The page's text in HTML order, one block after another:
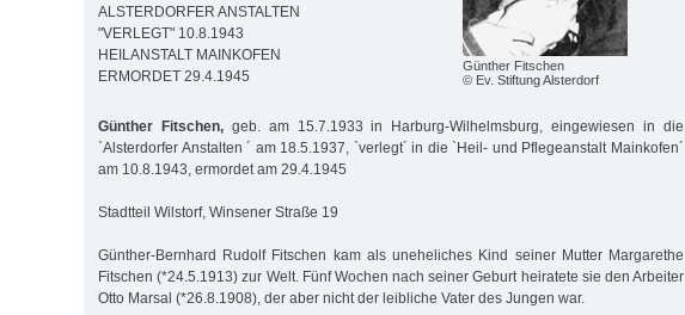
Günther Fitschen
© Ev. Stiftung Alsterdorf
ALSTERDORFER ANSTALTEN
"VERLEGT" 10.8.1943
HEILANSTALT MAINKOFEN
ERMORDET 29.4.1945
Günther Fitschen,geb. am 15.7.1933 in Harburg-Wilhelmsburg, eingewiesen in die
`Alsterdorfer Anstalten ´ am 18.5.1937, `verlegt´ in die `Heil- und Pflegeanstalt Mainkofen´
am 10.8.1943, ermordet am 29.4.1945
Stadtteil Wilstorf, Winsener Straße 19
Günther-Bernhard Rudolf Fitschen kam als uneheliches Kind seiner Mutter Margarethe
Fitschen (*24.5.1913) zur Welt. Fünf Wochen nach seiner Geburt heiratete sie den Arbeiter
Otto Marsal (*26.8.1908), der aber nicht der leibliche Vater des Jungen war.